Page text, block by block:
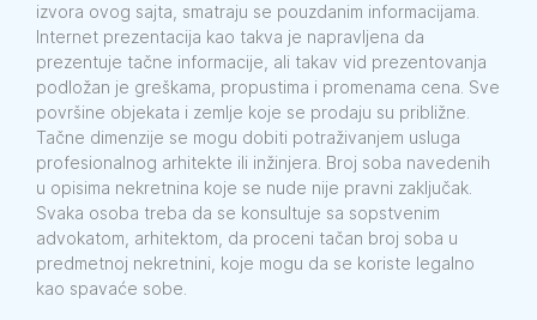
izvora ovog sajta, smatraju se pouzdanim informacijama.
Internet prezentacija kao takva je napravljena da
prezentuje tačne informacije, ali takav vid prezentovanja
podložan je greškama, propustima i promenama cena. Sve
površine objekata i zemlje koje se prodaju su približne.
Tačne dimenzije se mogu dobiti potraživanjem usluga
profesionalnog arhitekte ili inžinjera. Broj soba navedenih
u opisima nekretnina koje se nude nije pravni zaključak.
Svaka osoba treba da se konsultuje sa sopstvenim
advokatom, arhitektom, da proceni tačan broj soba u
predmetnoj nekretnini, koje mogu da se koriste legalno
kao spavaće sobe.